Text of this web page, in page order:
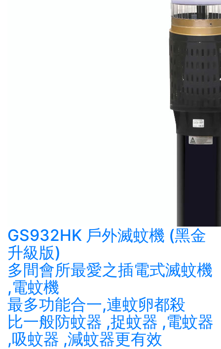
GS932HK 戶外滅蚊機 (黑金
升級版)
多間會所最愛之插電式滅蚊機
,電蚊機
最多功能合一,連蚊卵都殺
比一般防蚊器 ,捉蚊器 ,電蚊器
,吸蚊器 ,減蚊器更有效